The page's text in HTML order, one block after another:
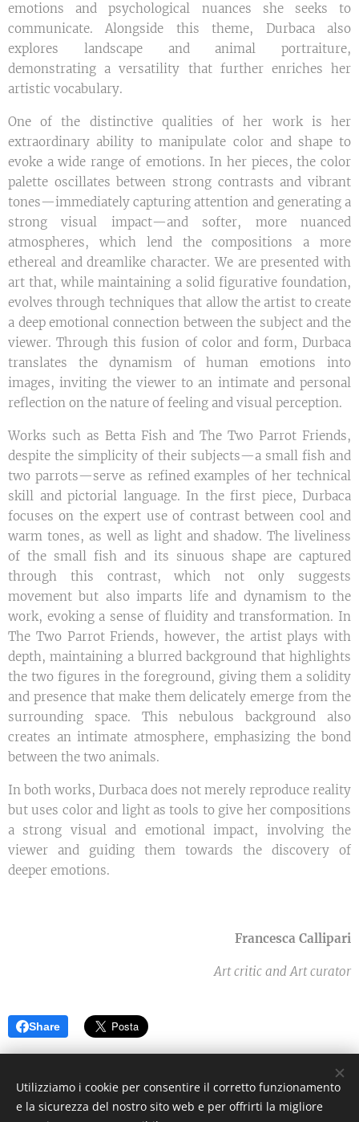
emotions and psychological nuances she seeks to
communicate. Alongside this theme, Durbaca also
explores landscape and animal portraiture,
demonstrating a versatility that further enriches her
artistic vocabulary.
One of the distinctive qualities of her work is her
extraordinary ability to manipulate color and shape to
evoke a wide range of emotions. In her pieces, the color
palette oscillates between strong contrasts and vibrant
tones—immediately capturing attention and generating a
strong visual impact—and softer, more nuanced
atmospheres, which lend the compositions a more
ethereal and dreamlike character. We are presented with
art that, while maintaining a solid figurative foundation,
evolves through techniques that allow the artist to create
a deep emotional connection between the subject and the
viewer. Through this fusion of color and form, Durbaca
translates the dynamism of human emotions into
images, inviting the viewer to an intimate and personal
reflection on the nature of feeling and visual perception.
Works such as Betta Fish and The Two Parrot Friends,
despite the simplicity of their subjects—a small fish and
two parrots—serve as refined examples of her technical
skill and pictorial language. In the first piece, Durbaca
focuses on the expert use of contrast between cool and
warm tones, as well as light and shadow. The liveliness
of the small fish and its sinuous shape are captured
through this contrast, which not only suggests
movement but also imparts life and dynamism to the
work, evoking a sense of fluidity and transformation. In
The Two Parrot Friends, however, the artist plays with
depth, maintaining a blurred background that highlights
the two figures in the foreground, giving them a solidity
and presence that make them delicately emerge from the
surrounding space. This nebulous background also
creates an intimate atmosphere, emphasizing the bond
between the two animals.
In both works, Durbaca does not merely reproduce reality
but uses color and light as tools to give her compositions
a strong visual and emotional impact, involving the
viewer and guiding them towards the discovery of
deeper emotions.
Francesca Callipari
Art critic and Art curator
Share
Utilizziamo i cookie per consentire il corretto funzionamento
e la sicurezza del nostro sito web e per offrirti la migliore